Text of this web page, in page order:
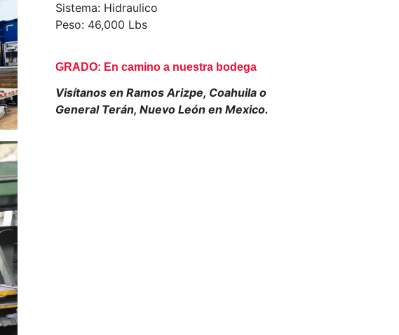
Sistema: Hidraulico
Peso: 46,000 Lbs
GRADO: En camino a nuestra bodega
Visítanos en Ramos Arizpe, Coahuila o
General Terán, Nuevo León en Mexico.